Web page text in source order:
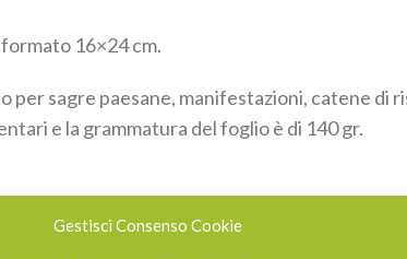
Gestisci Consenso Cookie
16×24 cm.
sagre paesane, manifestazioni, catene di
e la grammatura del foglio è di 140 gr.